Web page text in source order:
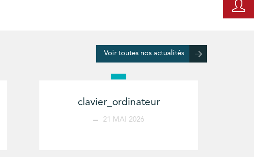
Voir toutes nos actualités
clavier_ordinateur
21 MAI 2026